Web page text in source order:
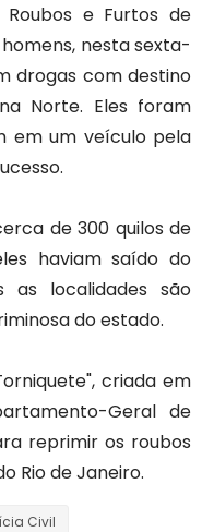
Roubos e Furtos de
nesta sexta-
drogas com destino
Norte. Eles foram
em um veículo pela
de 300 quilos de
haviam saído do
as localidades são
do estado.
criada em
Geral de
reprimir os roubos
Rio de Janeiro.
Civil